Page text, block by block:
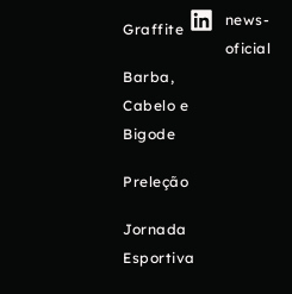
Graffite
Barba,
Cabelo e
Bigode
Preleção
Jornada
Esportiva
news-
oficial